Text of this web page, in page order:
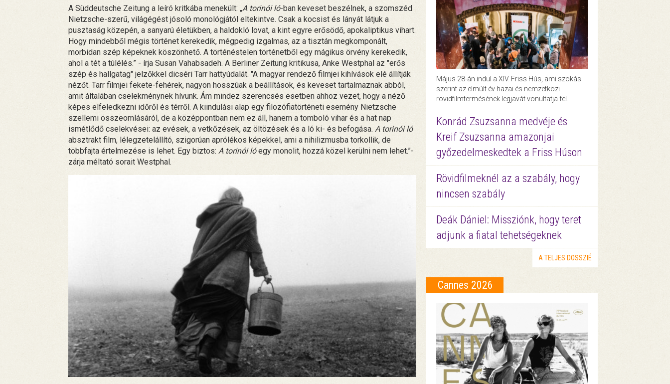
A Süddeutsche Zeitung a leíró kritkába menekült: „A torinói ló-ban keveset beszélnek, a szomszéd
Nietzsche-szerű, világégést jósoló monológjától eltekintve. Csak a kocsist és lányát látjuk a
pusztaság közepén, a sanyarú életükben, a haldokló lovat, a kint egyre erősödő, apokaliptikus vihart.
Hogy mindebből mégis történet kerekedik, mégpedig izgalmas, az a tisztán megkomponált,
morbidan szép képeknek köszönhető. A történéstelen történetből egy mágikus örvény kerekedik,
ahol a tét a túlélés.” - írja Susan Vahabsadeh. A Berliner Zeitung kritikusa, Anke Westphal az "erős
szép és hallgatag" jelzőkkel dicséri Tarr hattyúdalát. "A magyar rendező filmjei kihívások elé állítják
nézőt. Tarr filmjei fekete-fehérek, nagyon hosszúak a beállítások, és keveset tartalmaznak abból,
amit általában cselekménynek hívunk. Ám mindez szerencsés esetben ahhoz vezet, hogy a néző
képes elfeledkezni időről és térről. A kiindulási alap egy filozófiatörténeti esemény Nietzsche
szellemi összeomlásáról, de a középpontban nem ez áll, hanem a tomboló vihar és a hat nap
ismétlődő cselekvései: az evések, a vetkőzések, az öltözések és a ló ki- és befogása. A torinói ló
absztrakt film, lélegzetelállító, szigorúan aprólékos képekkel, ami a nihilizmusba torkollik, de
többfajta értelmezése is lehet. Egy biztos: A torinói lóegy monolit, hozzá közel kerülni nem lehet.”-
zárja méltató sorait Westphal.
Május 28-án indul a XIV. Friss Hús, ami szokás
szerint az elmúlt év hazai és nemzetközi
rövidfilmtermésének legjavát vonultatja fel.
Konrád Zsuzsanna medvéje és
Kreif Zsuzsanna amazonjai
győzedelmeskedtek a Friss Húson
Rövidfilmeknél az a szabály, hogy
nincsen szabály
Deák Dániel: Missziónk, hogy teret
adjunk a fiatal tehetségeknek
A TELJES DOSSZIÉ
Cannes 2026